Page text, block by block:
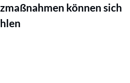
können sich